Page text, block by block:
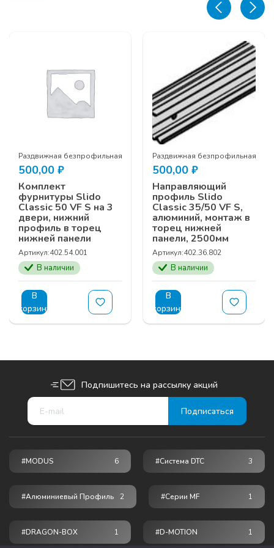
500 РУБЛЕЙ
SLIDO Classic 35/50 VF S АКЦИЯ!!! 500 РУБЛЕЙ
Раздвижная безпрофильная система SLIDO Classic 35/50 VF S
500,00 ₽
Комплект
фурнитуры Slido
Classic 50 VF S на 3
двери, нижний
профиль в торец
нижней панели
Артикул:402.54.001
В наличии
В
корзину
Раздвижная безпрофильная
500,00 ₽
Направляющий
профиль Slido
Classic 35/50 VF S,
алюминий, монтаж в
торец нижней
панели, 2500мм
Артикул:402.36.802
В наличии
В
корзину
Подпишитесь на рассылку акций
#MODUS 6 #Система DTC 3
#Алюминиевый Профиль 2 #серии MF 1
#DRAGON-BOX 1 #D-MOTION 1